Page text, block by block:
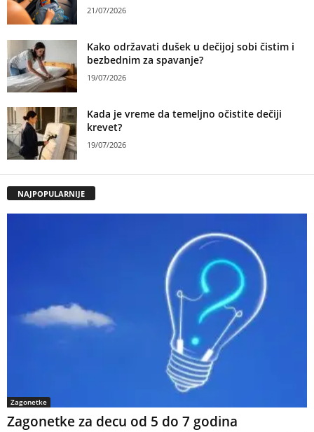
21/07/2026
Kako održavati dušek u dečijoj sobi čistim i
bezbednim za spavanje?
19/07/2026
Kada je vreme da temeljno očistite dečiji
krevet?
19/07/2026
NAJPOPULARNIJE
Zagonetke
Zagonetke za decu od 5 do 7 godina